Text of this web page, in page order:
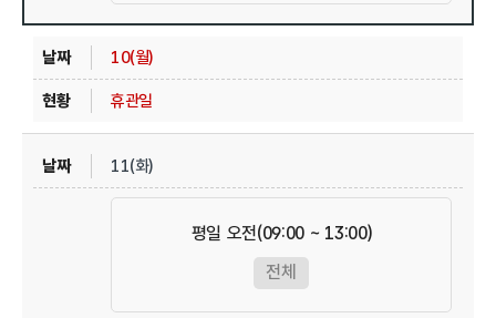
10(월)
휴관일
11(화)
평일 오전(09:00 ~ 13:00)
전체